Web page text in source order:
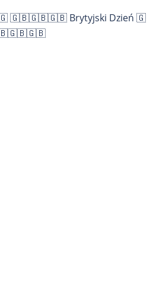
🇬🇧🇬🇧🇬🇧 Brytyjski Dzień 🇬